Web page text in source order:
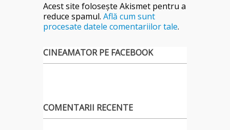
Acest site folosește Akismet pentru a
reduce spamul. Află cum sunt
procesate datele comentariilor tale.
CINEAMATOR PE FACEBOOK
COMENTARII RECENTE